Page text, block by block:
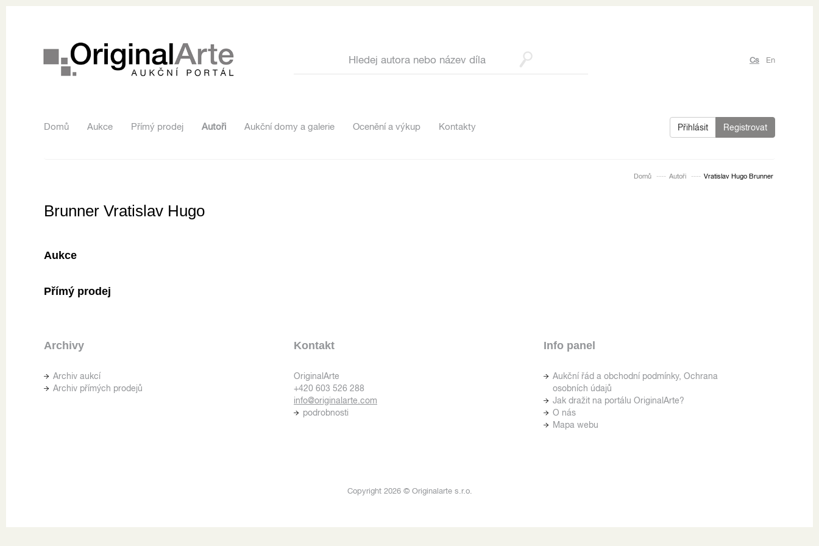
Cs En
Domů Aukce Přímý prodej Autoři Aukční domy a galerie Ocenění a výkup Kontakty Přihlásit Registrovat
Domů Autoři Vratislav Hugo Brunner
Brunner Vratislav Hugo
Aukce
Přímý prodej
Archivy
Archiv aukcí
Archiv přímých prodejů
Kontakt
OriginalArte
+420 603 526 288
info@originalarte.com
podrobnosti
Info panel
Aukční řád a obchodní podmínky, Ochrana
osobních údajů
Jak dražit na portálu OriginalArte?
O nás
Mapa webu
Copyright 2026 © Originalarte s.r.o.